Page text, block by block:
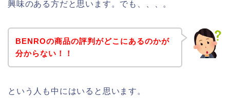
興味のある方だと思います。でも、、、。
BENROの商品の評判がどこにあるのかが
分からない！！
という人も中にはいると思います。